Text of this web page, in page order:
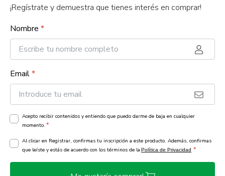
¡Regístrate y demuestra que tienes interés en comprar!
Nombre *
Email*
Acepto recibir contenidos y entiendo que puedo darme de baja en cualquier
momento. *
Al clicar en Registrar, confirmas tu inscripción a este producto. Además, confirmas
que leíste y estás de acuerdo con los términos de la Política de Privacidad *